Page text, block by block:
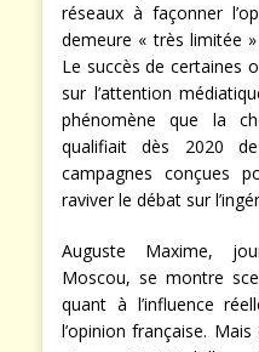
réseaux à façonner
demeure « très limitée
Le succès de certaines
sur l’attention
phénomène que la
qualifiait dès 2020
campagnes conçues
raviver le débat sur
Auguste Maxime,
Moscou, se montre
quant à l’influence
l’opinion française.